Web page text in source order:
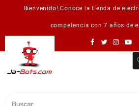
Bienvenido! Conoce la tienda de
competencia con 7 años de